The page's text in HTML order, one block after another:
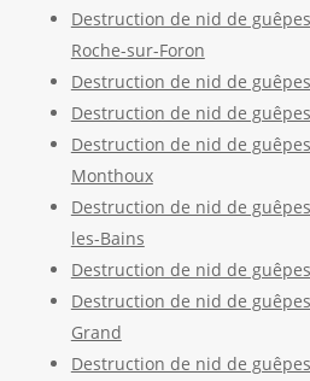
Destruction de nid de
Roche-sur-Foron
Destruction de nid de
Destruction de nid de
Destruction de nid de
Monthoux
Destruction de nid de
les-Bains
Destruction de nid de
Destruction de nid de
Grand
Destruction de nid de